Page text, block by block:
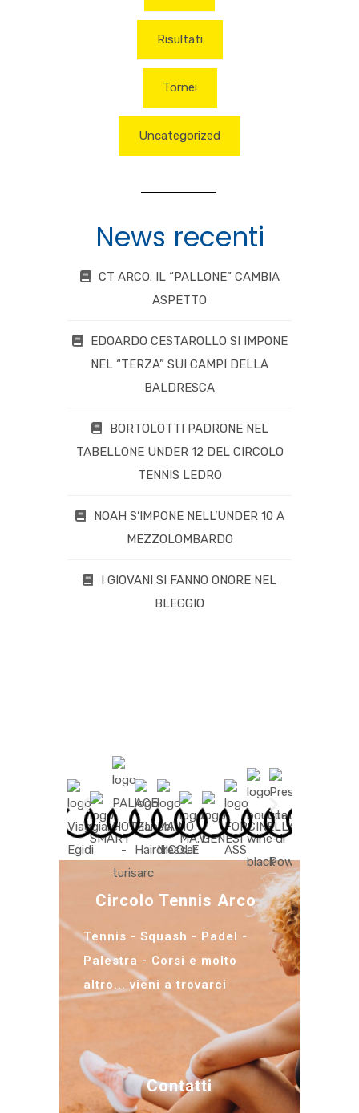
Risultati
Tornei
Uncategorized
News recenti
CT ARCO. IL “PALLONE” CAMBIA
ASPETTO
EDOARDO CESTAROLLO SI IMPONE
NEL “TERZA” SUI CAMPI DELLA
BALDRESCA
BORTOLOTTI PADRONE NEL
TABELLONE UNDER 12 DEL CIRCOLO
TENNIS LEDRO
NOAH S’IMPONE NELL’UNDER 10 A
MEZZOLOMBARDO
I GIOVANI SI FANNO ONORE NEL
BLEGGIO
Circolo Tennis Arco
Tennis - Squash - Padel -
Palestra - Corsi e molto
altro... vieni a trovarci
Contatti